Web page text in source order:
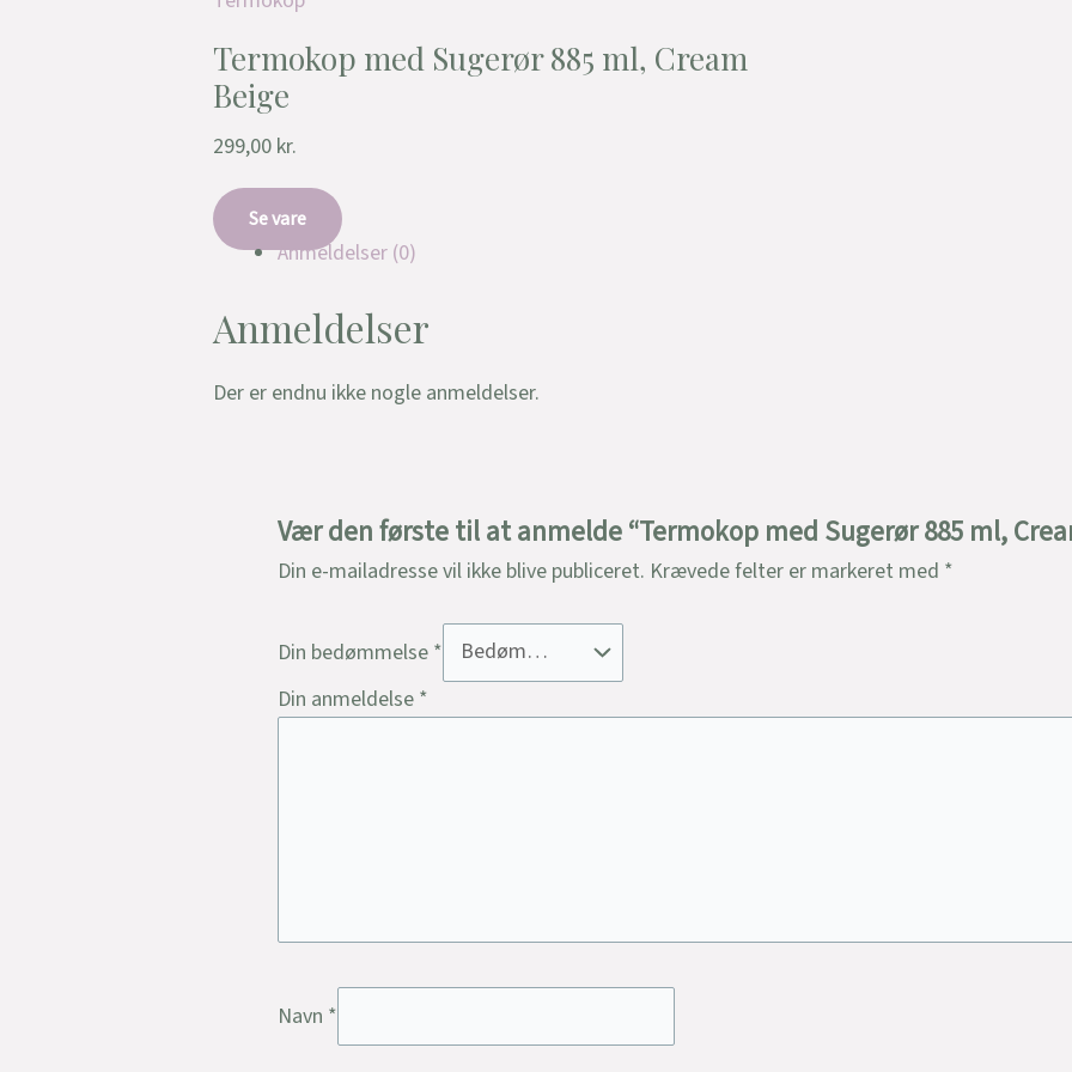
Termokop med Sugerør 885 ml, Cream
Beige
299,00 kr.
Se vare
Anmeldelser (0)
Anmeldelser
Der er endnu ikke nogle anmeldelser.
Vær den første til at anmelde “Termokop med Sugerør 885 ml,
Din e-mailadresse vil ikke blive publiceret. Krævede felter er markeret med *
Din bedømmelse *
Din anmeldelse *
Navn *